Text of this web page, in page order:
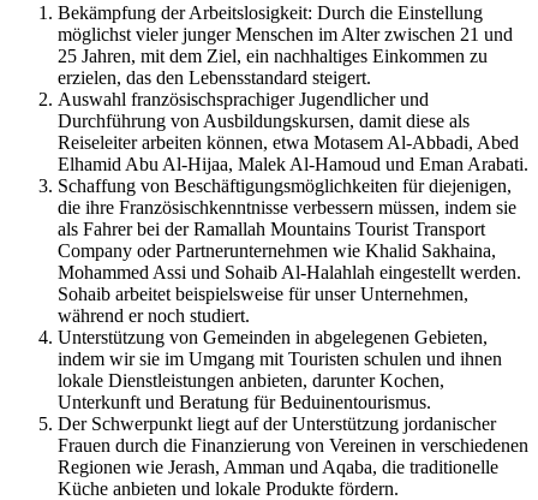
Bekämpfung der Arbeitslosigkeit: Durch die Einstellung
möglichst vieler junger Menschen im Alter zwischen 21 und
25 Jahren, mit dem Ziel, ein nachhaltiges Einkommen zu
erzielen, das den Lebensstandard steigert.
Auswahl französischsprachiger Jugendlicher und
Durchführung von Ausbildungskursen, damit diese als
Reiseleiter arbeiten können, etwa Motasem Al-Abbadi, Abed
Elhamid Abu Al-Hijaa, Malek Al-Hamoud und Eman Arabati.
Schaffung von Beschäftigungsmöglichkeiten für diejenigen,
die ihre Französischkenntnisse verbessern müssen, indem sie
als Fahrer bei der Ramallah Mountains Tourist Transport
Company oder Partnerunternehmen wie Khalid Sakhaina,
Mohammed Assi und Sohaib Al-Halahlah eingestellt werden.
Sohaib arbeitet beispielsweise für unser Unternehmen,
während er noch studiert.
Unterstützung von Gemeinden in abgelegenen Gebieten,
indem wir sie im Umgang mit Touristen schulen und ihnen
lokale Dienstleistungen anbieten, darunter Kochen,
Unterkunft und Beratung für Beduinentourismus.
Der Schwerpunkt liegt auf der Unterstützung jordanischer
Frauen durch die Finanzierung von Vereinen in verschiedenen
Regionen wie Jerash, Amman und Aqaba, die traditionelle
Küche anbieten und lokale Produkte fördern.